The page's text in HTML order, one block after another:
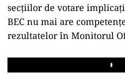
secțiilor de votare
BEC nu mai are
rezultatelor în Monitorul
Play